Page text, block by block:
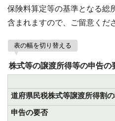
保険料算定等の基準となる総
含まれますので、ご留意くだ
表の幅を切り替える
株式等の譲渡所得等の申告の
道府県民税株式等譲渡所得割
申告の要否